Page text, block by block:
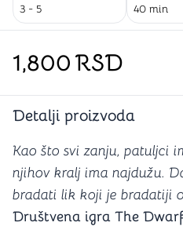
3 - 5 40 min
1,800RSD
Detalji proizvoda
Kao što svi zanju, patuljci
njihov kralj ima najdužu.
bradati lik koji je bradatiji
Društvena igra The